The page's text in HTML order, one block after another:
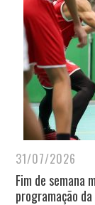
31/07/2026
Fim de semana
programação